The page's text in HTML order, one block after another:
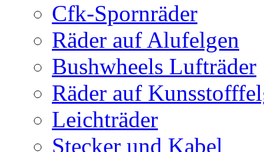
Cfk-Spornräder
Räder auf Alufelgen
Bushwheels Lufträder
Räder auf
Leichträder
Stecker und Kabel